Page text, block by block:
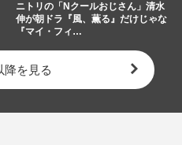
ニトリの「Nクールおじさん」清水
伸が朝ドラ『風、薫る』だけじゃな
『マイ・フィ…
降を見る